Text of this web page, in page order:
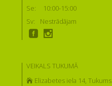
Se:
10:00-15:00
Sv:
Nestrādājam
VEIKALS TUKUMĀ
Elizabetes iela 14, Tukums